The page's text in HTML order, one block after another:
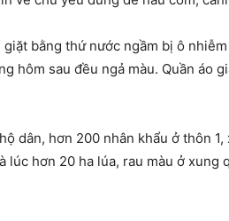
bằng thứ nước ngầm bị ô
hôm sau đều ngả màu. Quần áo
dân, hơn 200 nhân khẩu ở thôn 1,
hơn 20 ha lúa, rau màu ở